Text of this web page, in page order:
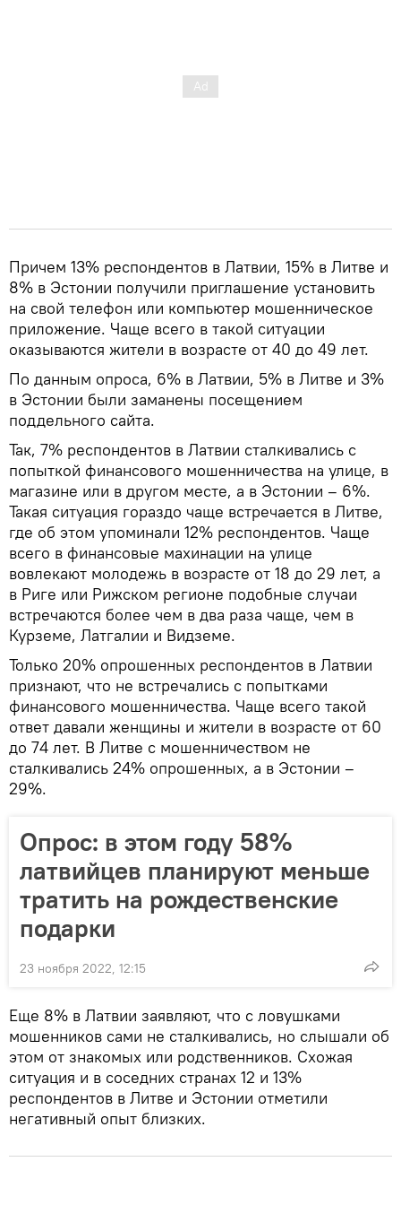
Причем 13% респондентов в Латвии, 15% в Литве и
8% в Эстонии получили приглашение установить
на свой телефон или компьютер мошенническое
приложение. Чаще всего в такой ситуации
оказываются жители в возрасте от 40 до 49 лет.
По данным опроса, 6% в Латвии, 5% в Литве и 3%
в Эстонии были заманены посещением
поддельного сайта.
Так, 7% респондентов в Латвии сталкивались с
попыткой финансового мошенничества на улице, в
магазине или в другом месте, а в Эстонии – 6%.
Такая ситуация гораздо чаще встречается в Литве,
где об этом упоминали 12% респондентов. Чаще
всего в финансовые махинации на улице
вовлекают молодежь в возрасте от 18 до 29 лет, а
в Риге или Рижском регионе подобные случаи
встречаются более чем в два раза чаще, чем в
Курземе, Латгалии и Видземе.
Только 20% опрошенных респондентов в Латвии
признают, что не встречались с попытками
финансового мошенничества. Чаще всего такой
ответ давали женщины и жители в возрасте от 60
до 74 лет. В Литве с мошенничеством не
сталкивались 24% опрошенных, а в Эстонии –
29%.
Опрос: в этом году 58%
латвийцев планируют меньше
тратить на рождественские
подарки
23 ноября 2022, 12:15
Еще 8% в Латвии заявляют, что с ловушками
мошенников сами не сталкивались, но слышали об
этом от знакомых или родственников. Схожая
ситуация и в соседних странах 12 и 13%
респондентов в Литве и Эстонии отметили
негативный опыт близких.